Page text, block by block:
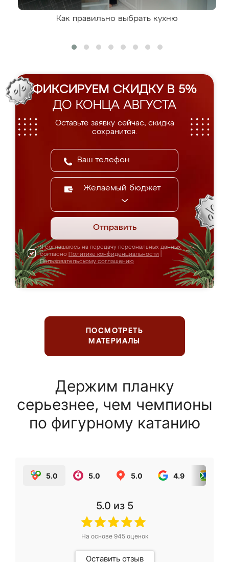
Как правильно выбрать кухню
ФИКСИРУЕМ СКИДКУ В 5%
ДО КОНЦА АВГУСТА
Оставьте заявку сейчас, скидка
сохранится.
Желаемый бюджет
Отправить
Я соглашаюсь на передачу персональных данных
согласно Политике конфиденциальности
Пользовательскому соглашению
ПОСМОТРЕТЬ
МАТЕРИАЛЫ
Держим планку
серьезнее, чем чемпионы
по фигурному катанию
5.0 5.0 5.0 4.9
5.0 из 5
На основе 945оценок
Оставить отзыв